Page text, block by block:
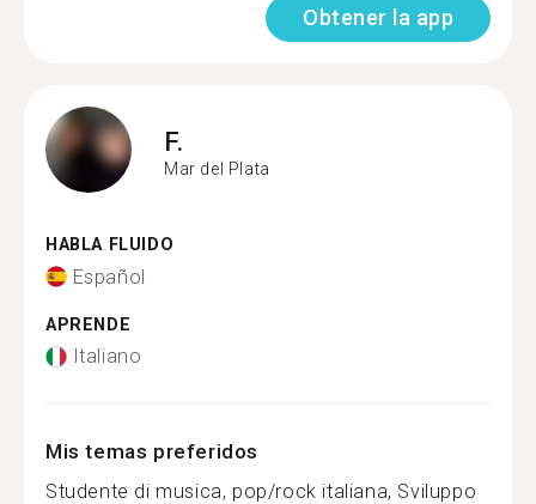
Obtener la app
F.
Mar del Plata
HABLA FLUIDO
Español
APRENDE
Italiano
Mis temas preferidos
Studente di musica, pop/rock italiana, Sviluppo